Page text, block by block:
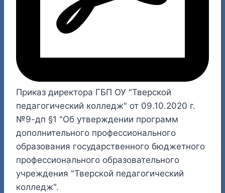
Приказ директора ГБП ОУ "Тверской
педагогический колледж" от 09.10.2020 г.
№9-дп §1 "Об утверждении программ
дополнительного профессионального
образования государственного бюджетного
профессионального образовательного
учреждения "Тверской педагогический
колледж".